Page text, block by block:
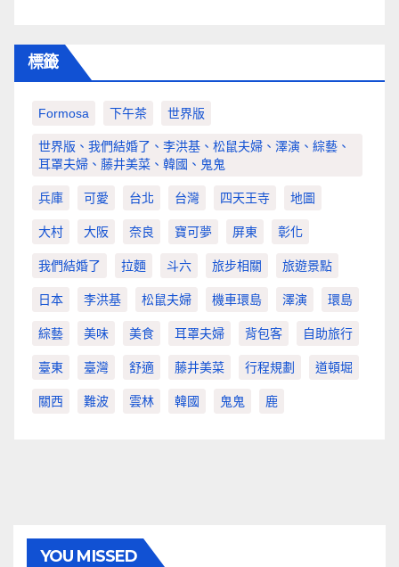
標籤
Formosa 下午茶 世界版
世界版、我們結婚了、李洪基、松鼠夫婦、澤演、綜藝、
耳罩夫婦、藤井美菜、韓國、鬼鬼
兵庫 可愛 台北 台灣 四天王寺 地圖
大村 大阪 奈良 寶可夢 屏東 彰化
我們結婚了 拉麵 斗六 旅步相關 旅遊景點
日本 李洪基 松鼠夫婦 機車環島 澤演 環島
綜藝 美味 美食 耳罩夫婦 背包客 自助旅行
臺東 臺灣 舒適 藤井美菜 行程規劃 道頓堀
關西 難波 雲林 韓國 鬼鬼 鹿
YOU MISSED